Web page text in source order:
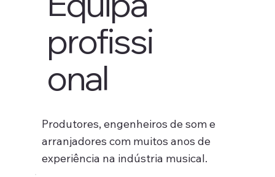
profissi
onal
Produtores, engenheiros de som e
arranjadores com muitos anos de
experiência na indústria musical.